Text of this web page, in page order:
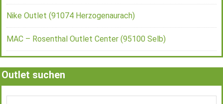
Nike Outlet (91074 Herzogenaurach)
MAC – Rosenthal Outlet Center (95100 Selb)
Outlet suchen